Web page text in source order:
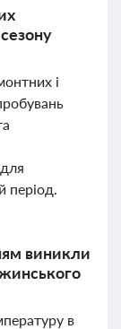
і
період.
виникли
в